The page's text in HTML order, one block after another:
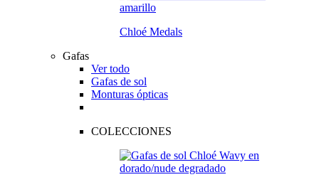
Chloé Medals
Gafas
Ver todo
Gafas de sol
Monturas ópticas
COLECCIONES